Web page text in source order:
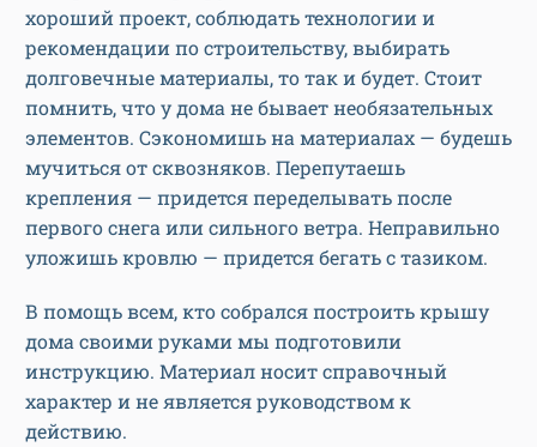
хороший проект, соблюдать технологии и
рекомендации по строительству, выбирать
долговечные материалы, то так и будет. Стоит
помнить, что у дома не бывает необязательных
элементов. Сэкономишь на материалах — будешь
мучиться от сквозняков. Перепутаешь
крепления — придется переделывать после
первого снега или сильного ветра. Неправильно
уложишь кровлю — придется бегать с тазиком.
В помощь всем, кто собрался построить крышу
дома своими руками мы подготовили
инструкцию. Материал носит справочный
характер и не является руководством к
действию.